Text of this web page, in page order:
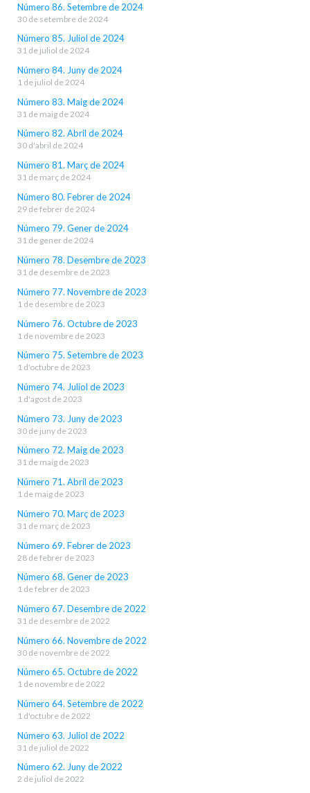
Número 86. Setembre de 2024
30 de setembre de 2024
Número 85. Juliol de 2024
31 de juliol de 2024
Número 84. Juny de 2024
1 de juliol de 2024
Número 83. Maig de 2024
31 de maig de 2024
Número 82. Abril de 2024
30 d'abril de 2024
Número 81. Març de 2024
31 de març de 2024
Número 80. Febrer de 2024
29 de febrer de 2024
Número 79. Gener de 2024
31 de gener de 2024
Número 78. Desembre de 2023
31 de desembre de 2023
Número 77. Novembre de 2023
1 de desembre de 2023
Número 76. Octubre de 2023
1 de novembre de 2023
Número 75. Setembre de 2023
1 d'octubre de 2023
Número 74. Juliol de 2023
1 d'agost de 2023
Número 73. Juny de 2023
30 de juny de 2023
Número 72. Maig de 2023
31 de maig de 2023
Número 71. Abril de 2023
1 de maig de 2023
Número 70. Març de 2023
31 de març de 2023
Número 69. Febrer de 2023
28 de febrer de 2023
Número 68. Gener de 2023
1 de febrer de 2023
Número 67. Desembre de 2022
31 de desembre de 2022
Número 66. Novembre de 2022
30 de novembre de 2022
Número 65. Octubre de 2022
1 de novembre de 2022
Número 64. Setembre de 2022
1 d'octubre de 2022
Número 63. Juliol de 2022
31 de juliol de 2022
Número 62. Juny de 2022
2 de juliol de 2022